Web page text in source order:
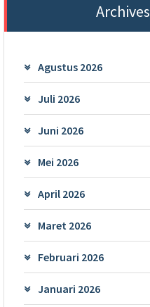
Archives
Agustus 2026
Juli 2026
Juni 2026
Mei 2026
April 2026
Maret 2026
Februari 2026
Januari 2026